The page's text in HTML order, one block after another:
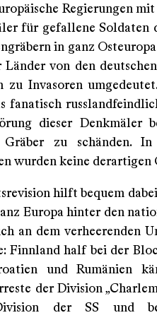
Regierungen
für gefallene Soldaten
in ganz
Länder von den
zu Invasoren
fanatisch
dieser Denkmäler
Gräber zu schänden.
wurden keine
hilft bequem
Europa hinter den
an dem verheerenden
Finnland half bei der
und Rumänien
der Division
Division der SS und